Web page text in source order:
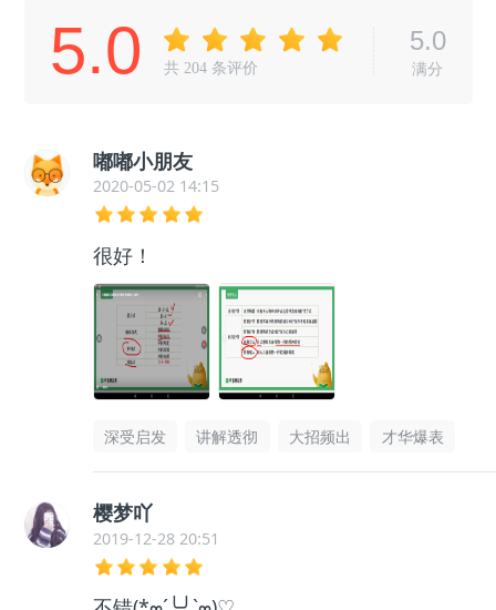
5.0 共 204 条评价
5.0
满分
嘟嘟小朋友
2020-05-02 14:15
很好！
深受启发 讲解透彻 大招频出 才华爆表
樱梦吖
2019-12-28 20:51